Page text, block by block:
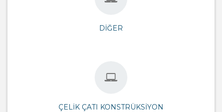
DIĞER
ÇELIK ÇATI KONSTRÜKSIYON